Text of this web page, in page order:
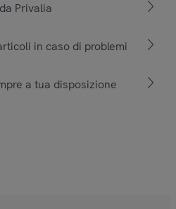
Privalia
in caso di problemi
a tua disposizione